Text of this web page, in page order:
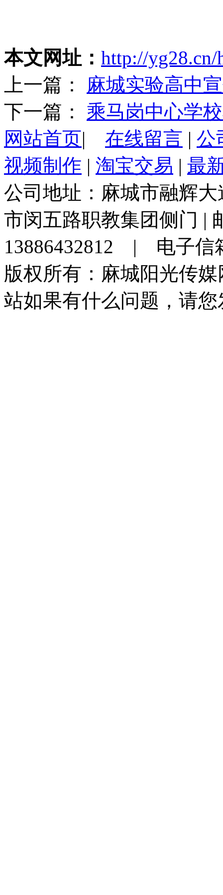
本文网址： http://
上一篇： 麻城实验高中
下一篇： 乘马岗中心学
网站首页| 在线留言 | 公
视频制作 | 淘宝交易 | 最
公司地址：麻城市融辉
市闵五路职教集团侧门 |
13886432812 | 电子信
版权所有：麻城阳光传
站如果有什么问题，请您